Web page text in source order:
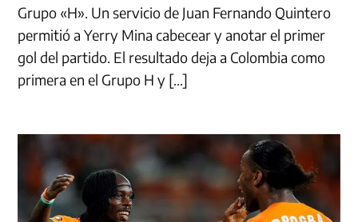
Grupo «H». Un servicio de Juan Fernando Quintero
permitió a Yerry Mina cabecear y anotar el primer
gol del partido. El resultado deja a Colombia como
primera en el Grupo H y […]